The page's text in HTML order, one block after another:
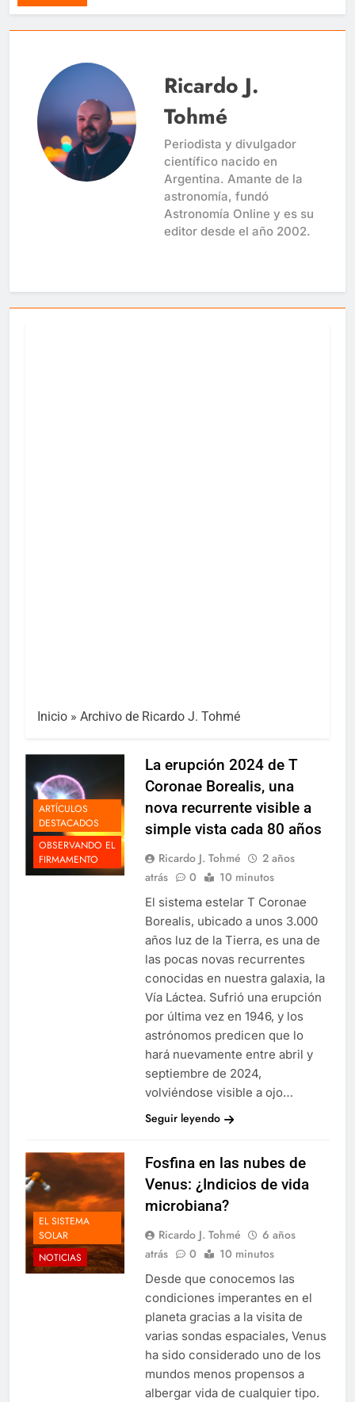
Ricardo J.
Tohmé
Periodista y divulgador
científico nacido en
Argentina. Amante de la
astronomía, fundó
Astronomía Online y es su
editor desde el año 2002.
Inicio » Archivo de Ricardo J. Tohmé
ARTÍCULOS
DESTACADOS
OBSERVANDO EL
FIRMAMENTO
La erupción 2024 de T
Coronae Borealis, una
nova recurrente visible a
simple vista cada 80 años
Ricardo J. Tohmé
2 años
atrás
0 10 minutos
El sistema estelar T Coronae
Borealis, ubicado a unos 3.000
años luz de la Tierra, es una de
las pocas novas recurrentes
conocidas en nuestra galaxia, la
Vía Láctea. Sufrió una erupción
por última vez en 1946, y los
astrónomos predicen que lo
hará nuevamente entre abril y
septiembre de 2024,
volviéndose visible a ojo…
Seguir leyendo
EL SISTEMA
SOLAR
NOTICIAS
Fosfina en las nubes de
Venus: ¿Indicios de vida
microbiana?
Ricardo J. Tohmé
6 años
atrás
0 10 minutos
Desde que conocemos las
condiciones imperantes en el
planeta gracias a la visita de
varias sondas espaciales, Venus
ha sido considerado uno de los
mundos menos propensos a
albergar vida de cualquier tipo.